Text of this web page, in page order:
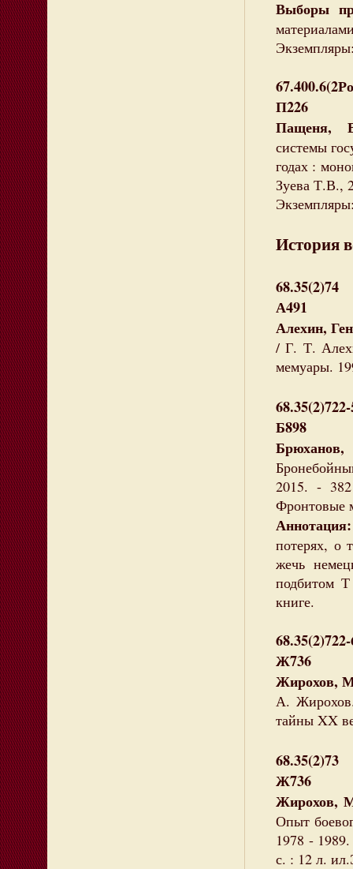
Выборы
П226
Пащеня,
системы
годах :
Зуева Т.В.,
История
68.35(2)74
А491
Алехин,
/ Г. Т.
мемуары.
Б898
2015. -
Фронтовые
Аннотация:
потерях, о
жечь
подбитом Т
книге.
Ж736
Жирохов,
А.
тайны XX
68.35(2)73
Ж736
Жирохов,
Опыт
1978 -
с. : 12 л.